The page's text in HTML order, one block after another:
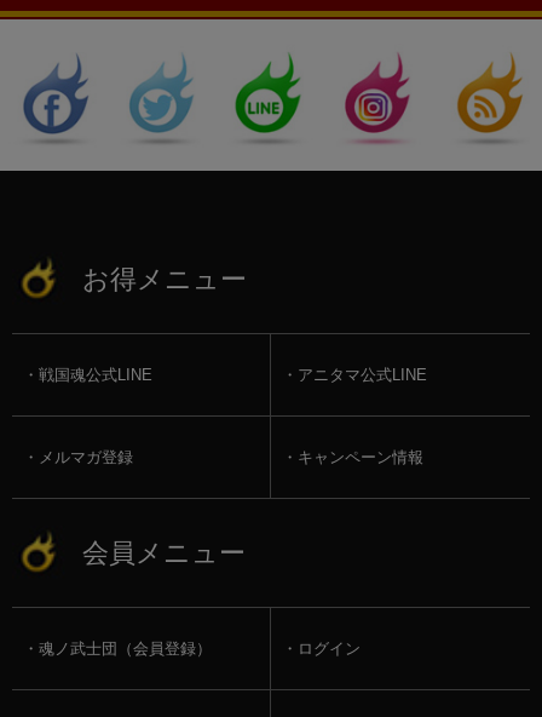
お得メニュー
戦国魂公式LINE アニタマ公式LINE
メルマガ登録 キャンペーン情報
会員メニュー
魂ノ武士団（会員登録） ログイン